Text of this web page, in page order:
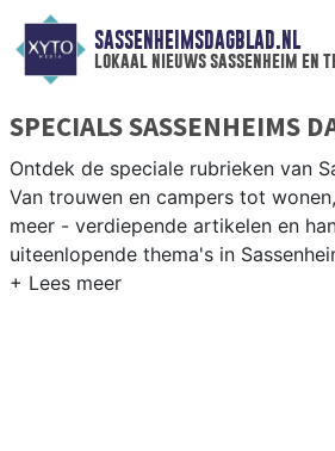
SASSENHEIMSDAGBLAD.NL
lokaal nieuws sassenheim en
SPECIALS SASSENHEIMS
Ontdek de speciale rubrieken van
Van trouwen en campers tot
meer - verdiepende artikelen en
uiteenlopende thema's in